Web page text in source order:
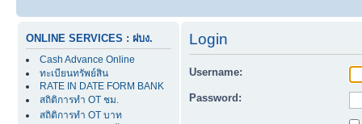
ONLINE SERVICES : ฝบง.
Cash Advance Online
ทะเบียนทรัพย์สิน
RATE IN DATE FORM BANK
สถิติการทำ OT ชม.
สถิติการทำ OT บาท
Login
Username:
Password: